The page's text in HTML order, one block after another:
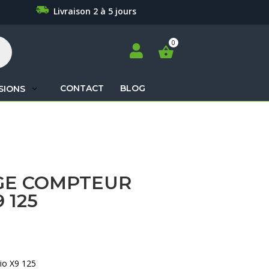
Livraison 2 à 5 jours

CONTACT BLOG
COMPTEUR
125
X9 125